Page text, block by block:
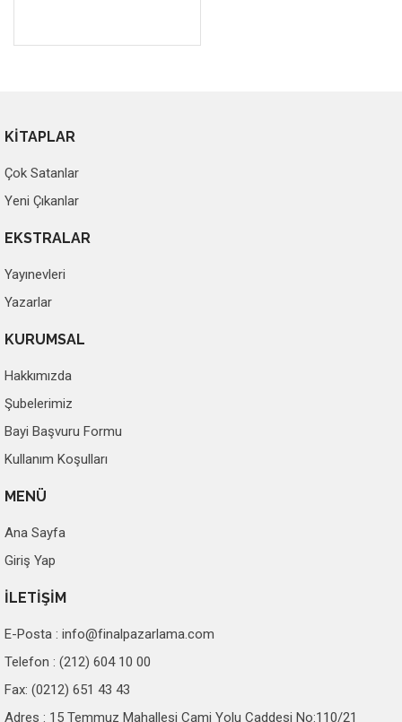
KİTAPLAR
Çok Satanlar
Yeni Çıkanlar
EKSTRALAR
Yayınevleri
Yazarlar
KURUMSAL
Hakkımızda
Şubelerimiz
Bayi Başvuru Formu
Kullanım Koşulları
MENÜ
Ana Sayfa
Giriş Yap
İLETİŞİM
E-Posta : info@finalpazarlama.com
Telefon : (212) 604 10 00
Fax: (0212) 651 43 43
Adres : 15 Temmuz Mahallesi Cami Yolu Caddesi No:110/21